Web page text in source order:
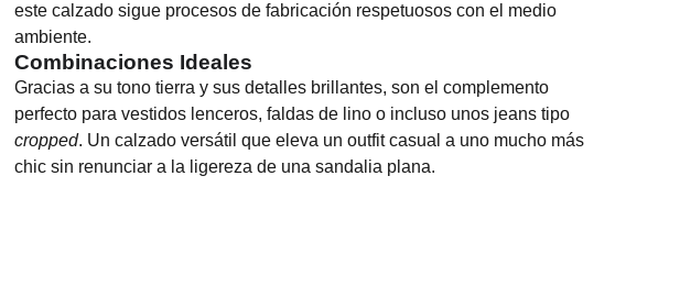
este calzado sigue procesos de fabricación respetuosos con el medio
ambiente.
Combinaciones Ideales
Gracias a su tono tierra y sus detalles brillantes, son el complemento
perfecto para vestidos lenceros, faldas de lino o incluso unos jeans tipo
cropped. Un calzado versátil que eleva un outfit casual a uno mucho más
chic sin renunciar a la ligereza de una sandalia plana.